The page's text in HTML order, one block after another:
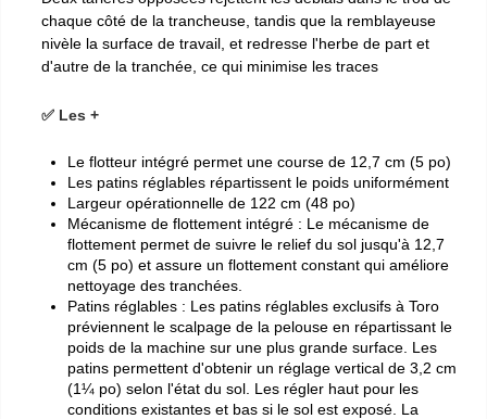
chaque côté de la trancheuse, tandis que la remblayeuse
nivèle la surface de travail, et redresse l'herbe de part et
d'autre de la tranchée, ce qui minimise les traces
✅ Les +
Le flotteur intégré permet une course de 12,7 cm (5 po)
Les patins réglables répartissent le poids uniformément
Largeur opérationnelle de 122 cm (48 po)
Mécanisme de flottement intégré : Le mécanisme de
flottement permet de suivre le relief du sol jusqu'à 12,7
cm (5 po) et assure un flottement constant qui améliore
nettoyage des tranchées.
Patins réglables : Les patins réglables exclusifs à Toro
préviennent le scalpage de la pelouse en répartissant le
poids de la machine sur une plus grande surface. Les
patins permettent d'obtenir un réglage vertical de 3,2 cm
(1¼ po) selon l'état du sol. Les régler haut pour les
conditions existantes et bas si le sol est exposé. La